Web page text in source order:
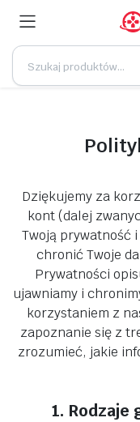
Dziękujemy za
kont (dalej
Twoją prywatność
chronić Twoje
Prywatności
ujawniamy i
korzystaniem z
zapoznanie się z
zrozumieć, jakie
1. Rodzaje